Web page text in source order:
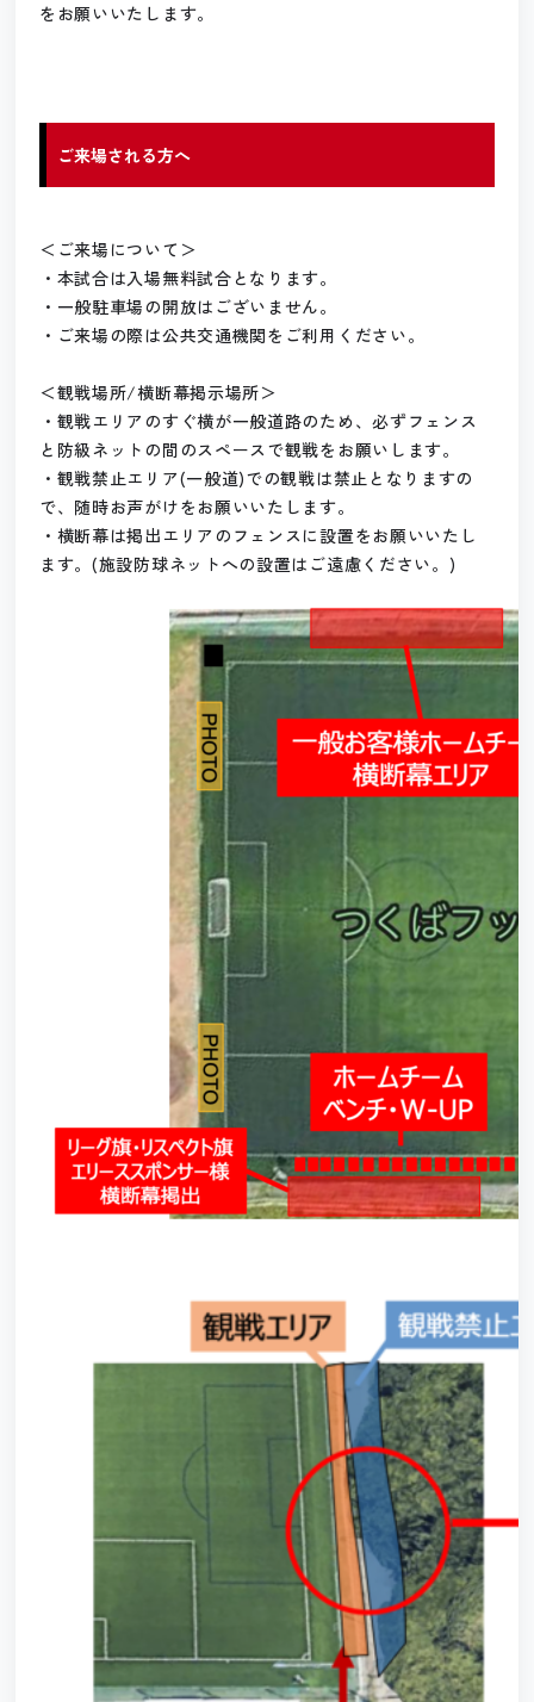
をお願いいたします。
ご来場される方へ
＜ご来場について＞
・本試合は入場無料試合となります。
・一般駐車場の開放はございません。
・ご来場の際は公共交通機関をご利用ください。
＜観戦場所/横断幕掲示場所＞
・観戦エリアのすぐ横が一般道路のため、必ずフェンス
と防級ネットの間のスペースで観戦をお願いします。
・観戦禁止エリア(一般道)での観戦は禁止となりますの
で、随時お声がけをお願いいたします。
・横断幕は掲出エリアのフェンスに設置をお願いいたし
ます。(施設防球ネットへの設置はご遠慮ください。)